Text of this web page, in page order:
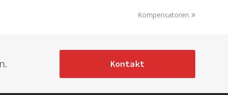
next
Kompensatoren
Kontakt